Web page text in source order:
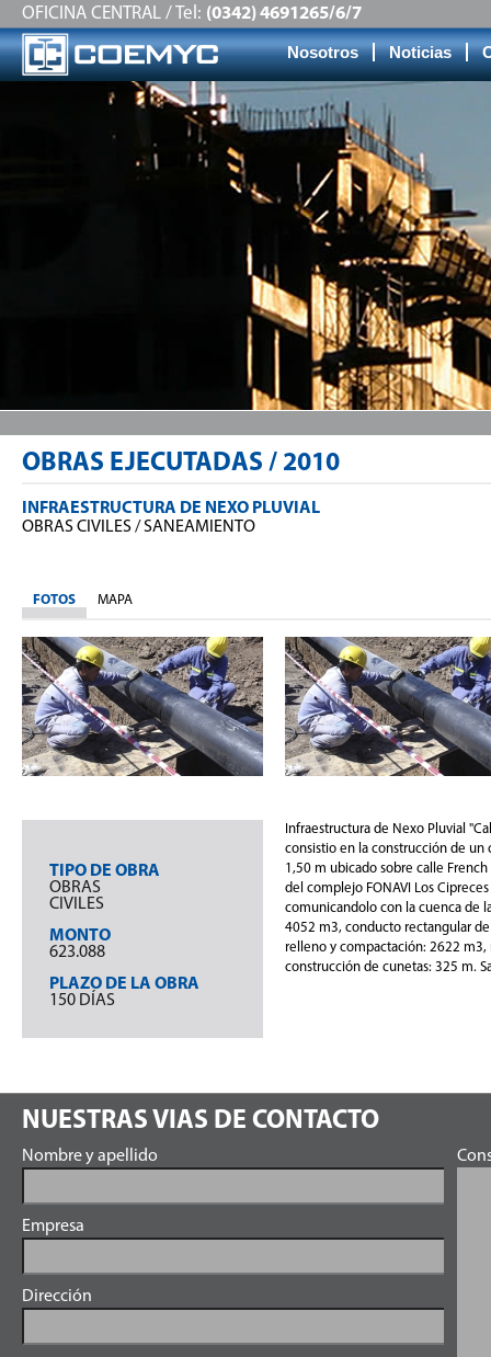
OFICINA CENTRAL / Tel: (0342) 4691265/6/7
Nosotros Noticias
OBRAS EJECUTADAS / 2010
INFRAESTRUCTURA DE NEXO PLUVIAL
OBRAS CIVILES/SANEAMIENTO
FOTOS MAPA
TIPO DE OBRA
OBRAS
CIVILES
MONTO
623.088
PLAZO DE LA OBRA
150 DÍAS
Infraestructura de Nexo Pluvial
consistio en la construcción de
1,50 m ubicado sobre calle
del complejo FONAVI Los
comunicandolo con la cuenca de
4052 m3, conducto rectangular
relleno y compactación: 2622 m3,
construcción de cunetas: 325 m.
NUESTRAS VIAS DE CONTACTO
Nombre y apellido
Empresa
Dirección